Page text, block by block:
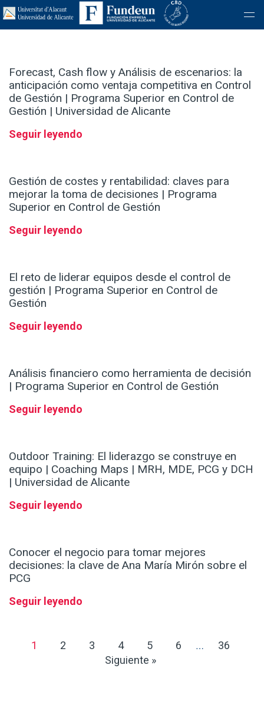
Forecast, Cash flow y Análisis de escenarios: la
anticipación como ventaja competitiva en Control
de Gestión | Programa Superior en Control de
Gestión | Universidad de Alicante
Seguir leyendo
Gestión de costes y rentabilidad: claves para
mejorar la toma de decisiones | Programa
Superior en Control de Gestión
Seguir leyendo
El reto de liderar equipos desde el control de
gestión | Programa Superior en Control de
Gestión
Seguir leyendo
Análisis financiero como herramienta de decisión
| Programa Superior en Control de Gestión
Seguir leyendo
Outdoor Training: El liderazgo se construye en
equipo | Coaching Maps | MRH, MDE, PCG y DCH
| Universidad de Alicante
Seguir leyendo
Conocer el negocio para tomar mejores
decisiones: la clave de Ana María Mirón sobre el
PCG
Seguir leyendo
1 2 3 4 5 6 …
36
Siguiente »